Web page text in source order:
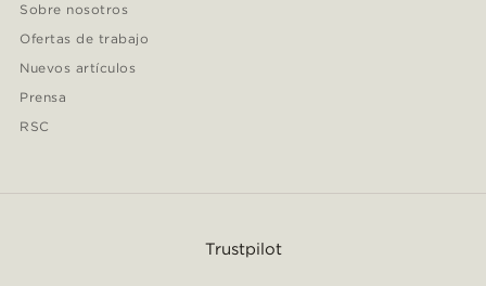
Sobre nosotros
Ofertas de trabajo
Nuevos artículos
Prensa
RSC
Trustpilot